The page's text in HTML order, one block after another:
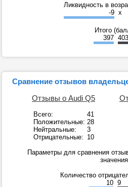
Ликвидность в
-9 x
Итого
397 403
Сравнение отзывов
Отзывы о Audi Q5
Всего:
41
Положительные: 28
Нейтральные:
3
Отрицательные: 10
Параметры для сравнения
Количество
10 9